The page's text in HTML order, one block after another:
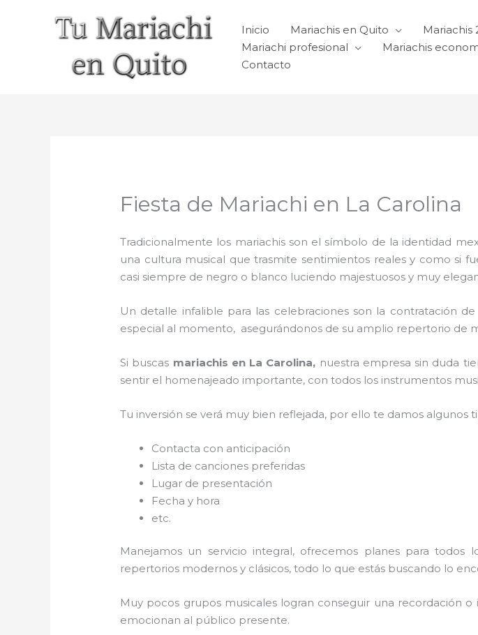
Inicio Mariachis en Quito Mariachis
Mariachi profesional
Mariachis
Contacto
Fiesta de Mariachi en La Carolina
Tradicionalmente los mariachis son el símbolo de la identidad
una cultura musical que trasmite sentimientos reales y como si
casi siempre de negro o blanco luciendo majestuosos y muy
Un detalle infalible para las celebraciones son la contratación de
especial al momento, asegurándonos de su amplio repertorio de
Si buscas mariachis en La Carolina, nuestra empresa sin duda
sentir el homenajeado importante, con todos los instrumentos
Tu inversión se verá muy bien reflejada, por ello te damos
Contacta con anticipación
Lista de canciones preferidas
Lugar de presentación
Fecha y hora
etc.
Manejamos un servicio integral, ofrecemos planes para todos
repertorios modernos y clásicos, todo lo que estás buscando lo
Muy pocos grupos musicales logran conseguir una recordación
emocionan al público presente.